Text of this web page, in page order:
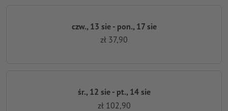
czw., 13 sie - pon., 17 sie
zł 37,90
śr., 12 sie - pt., 14 sie
zł 102,90